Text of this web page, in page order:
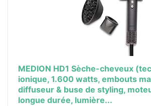
MEDION HD1 Sèche-cheveux
ionique, 1.600 watts, embouts
diffuseur & buse de styling,
longue durée, lumière...